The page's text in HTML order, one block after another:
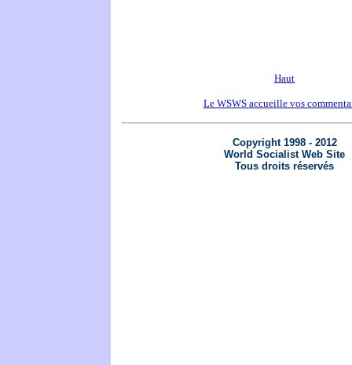
Haut
Le WSWS accueille vos
Copyright 1998 - 2012
World Socialist Web Site
Tous droits réservés